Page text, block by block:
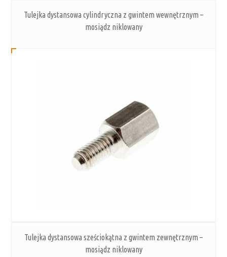
Tulejka dystansowa cylindryczna z gwintem wewnętrznym –
mosiądz niklowany
Tulejka dystansowa sześciokątna z gwintem zewnętrznym –
mosiądz niklowany